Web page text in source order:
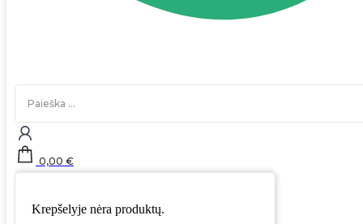
Search
0,00 €
Krepšelyje nėra produktų.